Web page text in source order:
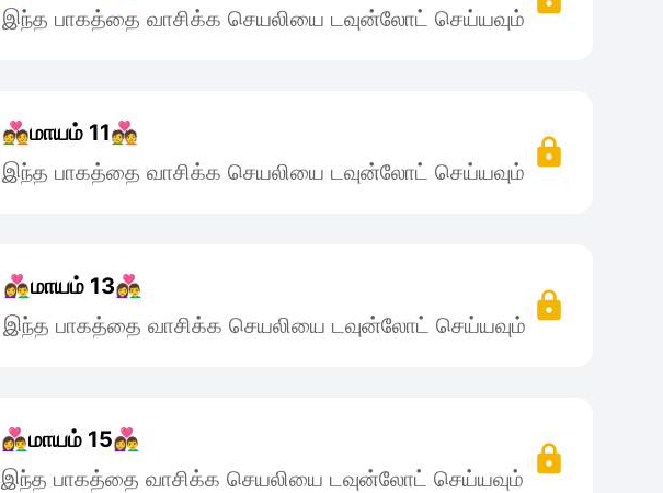
இந்த பாகத்தை வாசிக்க செயலியை டவுன்லோட் செய்யவும்
💑மாயம் 11💑
இந்த பாகத்தை வாசிக்க செயலியை டவுன்லோட் செய்யவும்
👩‍❤️‍👨மாயம் 13👩‍❤️‍👨
இந்த பாகத்தை வாசிக்க செயலியை டவுன்லோட் செய்யவும்
👩‍❤️‍👨மாயம் 15👩‍❤️‍👨
இந்த பாகத்தை வாசிக்க செயலியை டவுன்லோட் செய்யவும்